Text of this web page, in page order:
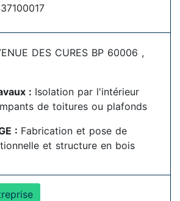
DES CURES BP 60006 ,
: Isolation par l'intérieur
de toitures ou plafonds
: Fabrication et pose de
et structure en bois